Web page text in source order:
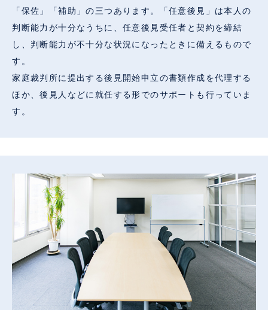
「保佐」「補助」の三つあります。「任意後見」は本人の
判断能力が十分なうちに、任意後見受任者と契約を締結
し、判断能力が不十分な状況になったときに備えるもので
す。
家庭裁判所に提出する後見開始申立の書類作成を代理する
ほか、後見人などに就任する形でのサポートも行っていま
す。